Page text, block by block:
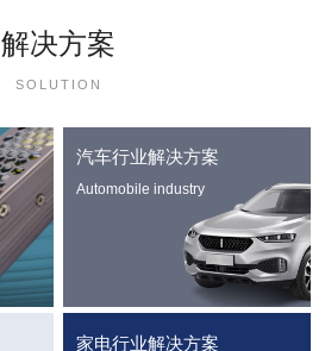
解决方案
SOLUTION
汽车行业解决方案
Automobile industry
家电行业解决方案